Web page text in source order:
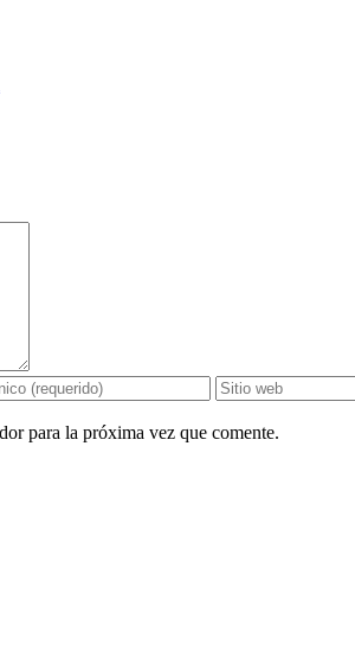
para la próxima vez que comente.